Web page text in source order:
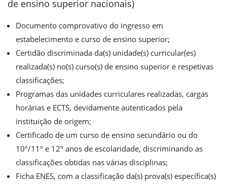
de ensino superior nacionais)
Documento comprovativo do ingresso em
estabelecimento e curso de ensino superior;
Certidão discriminada da(s) unidade(s) curricular(es)
realizada(s) no(s) curso(s) de ensino superior e respetivas
classificações;
Programas das unidades curriculares realizadas, cargas
horárias e ECTS, devidamente autenticados pela
instituição de origem;
Certificado de um curso de ensino secundário ou do
10º/11º e 12º anos de escolaridade, discriminando as
classificações obtidas nas várias disciplinas;
Ficha ENES, com a classificação da(s) prova(s) específica(s)